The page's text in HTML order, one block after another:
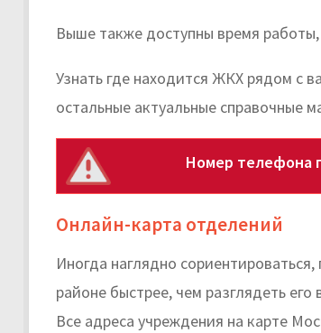
Выше также доступны время
Узнать где находится ЖКХ рядом с
остальные актуальные справочные
Номер телефона
Онлайн-карта отделений
Иногда наглядно
районе быстрее, чем разглядеть его
Все адреса учреждения на карте